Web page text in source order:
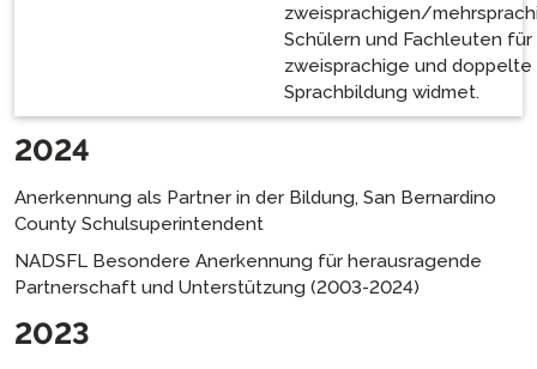
zweisprachigen/
Schülern und Fachleuten für
zweisprachige und doppelte
Sprachbildung widmet.
2024
Anerkennung als Partner in der Bildung, San Bernardino
County Schulsuperintendent
NADSFL Besondere Anerkennung für herausragende
Partnerschaft und Unterstützung (2003-2024)
2023